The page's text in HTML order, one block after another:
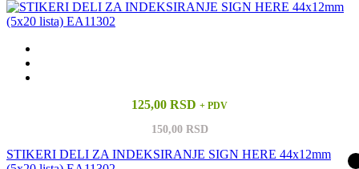
125,00 RSD + PDV
150,00 RSD
STIKERI DELI ZA INDEKSIRANJE SIGN HERE 44x12mm